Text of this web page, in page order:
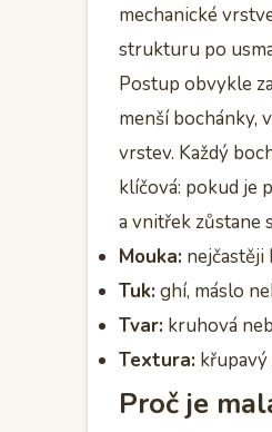
mechanické
strukturu po
Postup obvykle
menší bochánky,
vrstev. Každý
klíčová: pokud je
a vnitřek zůstane
Mouka: nejčastěji
Tuk:ghí, máslo
Tvar: kruhová
Textura:
Proč je